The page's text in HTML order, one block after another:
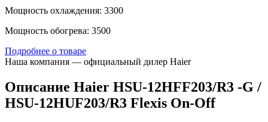
Мощность охлаждения: 3300
Мощность обогрева: 3500
Подробнее о товаре
Наша компания — официальный дилер Haier
Описание Haier HSU-12HFF203/R3 -G /
HSU-12HUF203/R3 Flexis On-Off